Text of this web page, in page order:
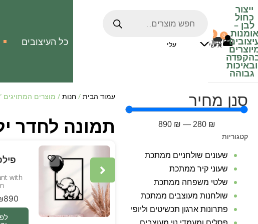
ייצור
כחול
לבן –
אומנות
ובאיכות
גבוהה
₪0
0
עלי
0
אזור
אישי כל העיצובים
סנן מחיר
₪
280
—
₪
890
קטגוריות
שעונים שולחניים ממתכת
שעוני קיר ממתכת
שלטי משפחה ממתכת
שולחנות מעוצבים ממתכת
פתרונות ארגון תכשיטים וליופי
עמוד הבית/ חנות/ מוצרים המתויגים
תמונה לחדר
with
890